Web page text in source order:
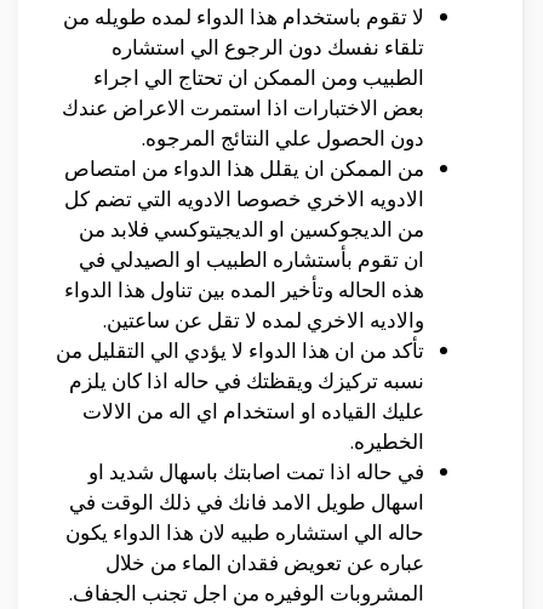
لا تقوم باستخدام هذا الدواء لمده طويله من
تلقاء نفسك دون الرجوع الي استشاره
الطبيب ومن الممكن ان تحتاج الي اجراء
بعض الاختبارات اذا استمرت الاعراض عندك
دون الحصول علي النتائج المرجوه.
من الممكن ان يقلل هذا الدواء من امتصاص
الادويه الاخري خصوصا الادويه التي تضم كل
من الديجوكسين او الديجيتوكسي فلابد من
ان تقوم بأستشاره الطبيب او الصيدلي في
هذه الحاله وتأخير المده بين تناول هذا الدواء
والاديه الاخري لمده لا تقل عن ساعتين.
تأكد من ان هذا الدواء لا يؤدي الي التقليل من
نسبه تركيزك ويقظتك في حاله اذا كان يلزم
عليك القياده او استخدام اي اله من الالات
الخطيره.
في حاله اذا تمت اصابتك باسهال شديد او
اسهال طويل الامد فانك في ذلك الوقت في
حاله الي استشاره طبيه لان هذا الدواء يكون
عباره عن تعويض فقدان الماء من خلال
المشروبات الوفيره من اجل تجنب الجفاف.